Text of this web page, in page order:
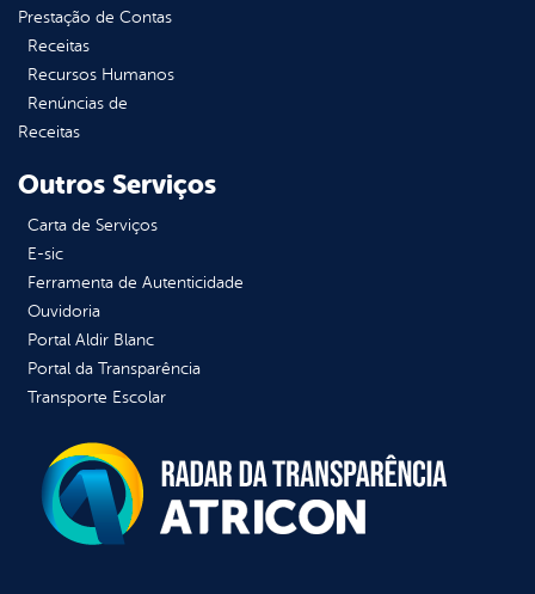
Prestação de Contas
Receitas
Recursos Humanos
Renúncias de
Receitas
Outros Serviços
Carta de Serviços
E-sic
Ferramenta de Autenticidade
Ouvidoria
Portal Aldir Blanc
Portal da Transparência
Transporte Escolar